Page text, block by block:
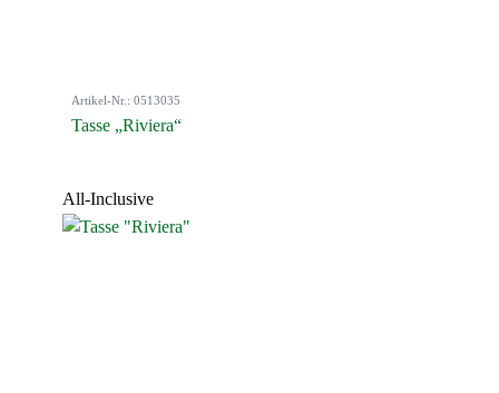
Artikel-Nr.: 0513035
Tasse „Riviera“
All-Inclusive